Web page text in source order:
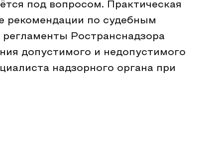
под вопросом. Практическая
рекомендации по судебным
Ространснадзора
допустимого и недопустимого
надзорного органа при